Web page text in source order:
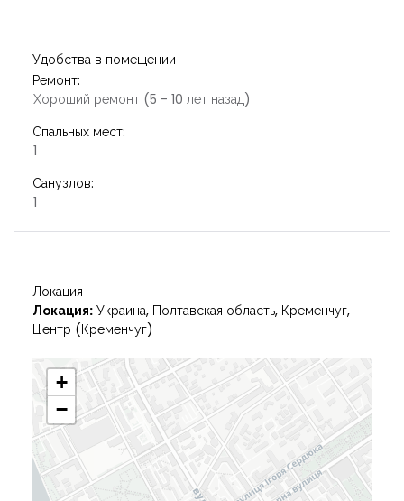
Удобства в помещении
Ремонт:
Хороший ремонт (5 - 10 лет назад)
Спальных мест:
1
Санузлов:
1
Локация
Локация: Украина, Полтавская область, Кременчуг,
Центр (Кременчуг)
+
−